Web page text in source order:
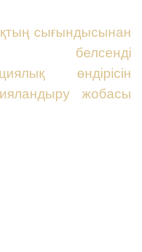
сығындысынан
белсенді
өндірісін
жобасы